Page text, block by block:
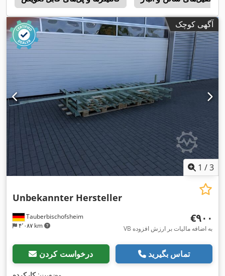
آگهی کوچک
1 /3
Tauberbischofsheim
۴٬۰۸۷ km
Unbekannter Hersteller
‎€۹۰۰
VB به اضافه مالیات بر ارزش افزوده
درخواست کردن تماس بگیرید